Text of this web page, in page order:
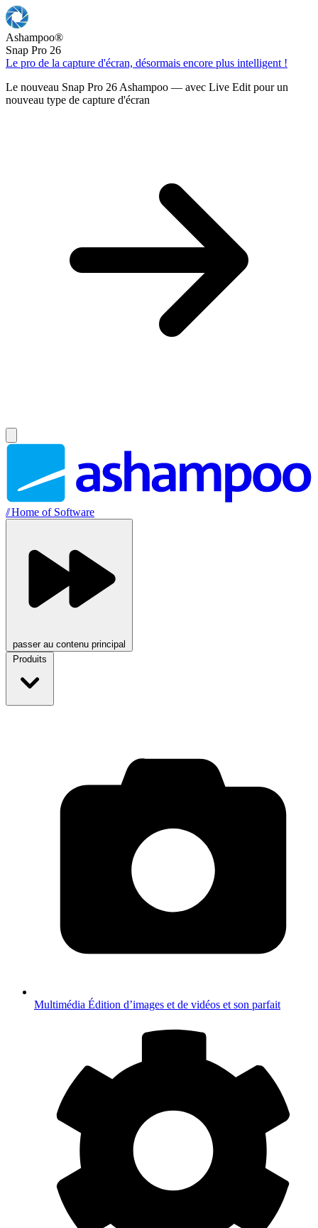
Ashampoo®
Snap Pro 26
Le pro de la capture d'écran, désormais encore plus intelligent !
Le nouveau Snap Pro 26 Ashampoo — avec Live Edit pour un
nouveau type de capture d'écran
//Home of Software
passer au contenu principal
Produits
Multimédia Édition d’images et de vidéos et son parfait